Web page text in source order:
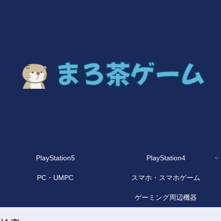
PlayStation5 PlayStation4
PC・UMPC スマホ・スマホゲーム
ゲーミング周辺機器